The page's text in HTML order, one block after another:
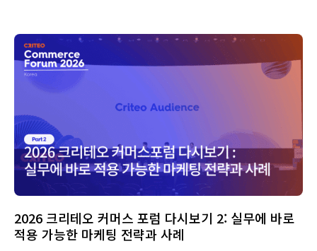
2026 크리테오 커머스 포럼 다시보기 2: 실무에 바로
적용 가능한 마케팅 전략과 사례